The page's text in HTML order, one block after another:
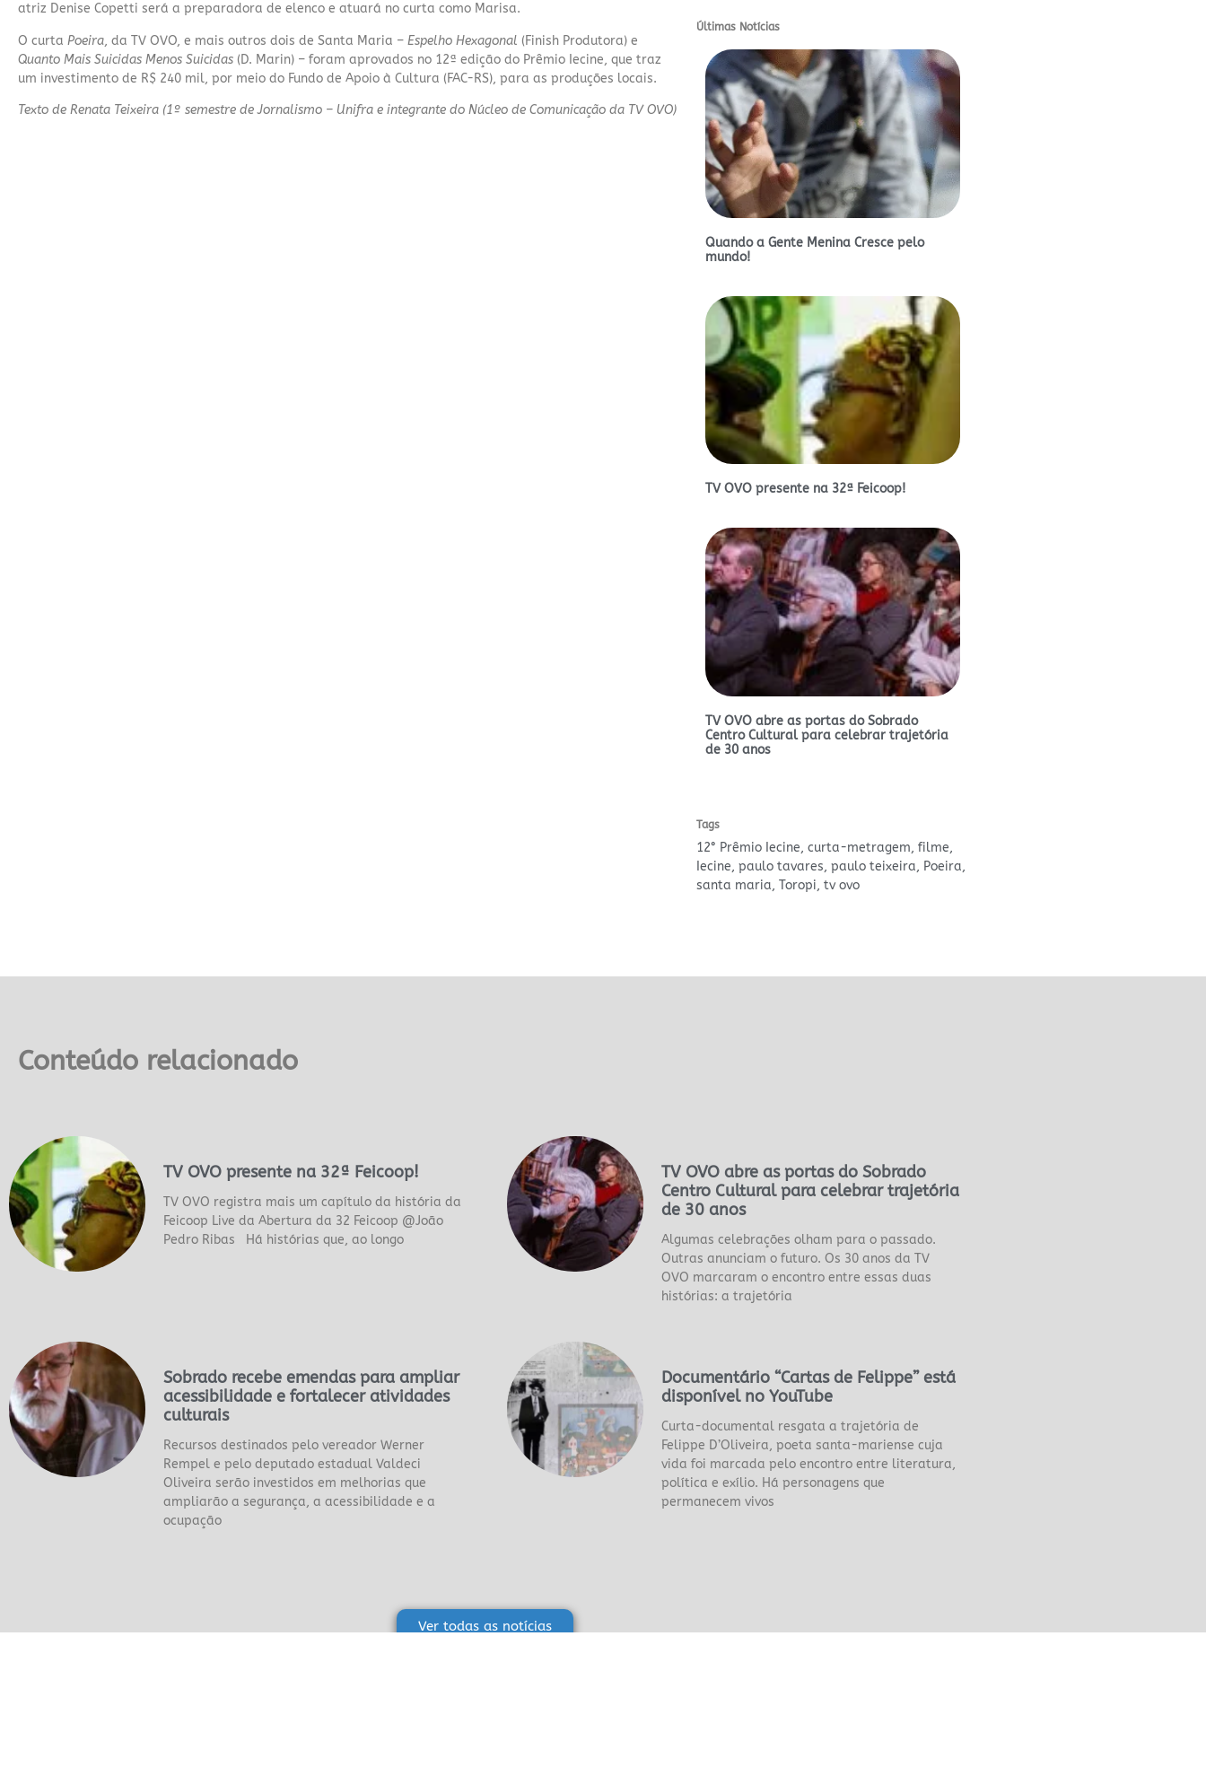
atriz Denise Copetti será a preparadora de elenco e atuará no curta como Marisa.
O curta Poeira, da TV OVO, e mais outros dois de Santa Maria – Espelho Hexagonal (Finish Produtora) e
Quanto Mais Suicidas Menos Suicidas (D. Marin) – foram aprovados no 12ª edição do Prêmio Iecine, que traz
um investimento de R$ 240 mil, por meio do Fundo de Apoio à Cultura (FAC-RS), para as produções locais.
Texto de Renata Teixeira (1º semestre de Jornalismo – Unifra e integrante do Núcleo de Comunicação da TV OVO)
Últimas Notícias
Quando a Gente Menina Cresce pelo
mundo!
TV OVO presente na 32ª Feicoop!
TV OVO abre as portas do Sobrado
Centro Cultural para celebrar trajetória
de 30 anos
Tags
12° Prêmio Iecine, curta-metragem, filme,
Iecine, paulo tavares, paulo teixeira, Poeira,
santa maria, Toropi, tv ovo
Conteúdo relacionado
TV OVO presente na 32ª Feicoop!
TV OVO registra mais um capítulo da história da
Feicoop Live da Abertura da 32 Feicoop @João
Pedro Ribas Há histórias que, ao longo
TV OVO abre as portas do Sobrado
Centro Cultural para celebrar trajetória
de 30 anos
Algumas celebrações olham para o passado.
Outras anunciam o futuro. Os 30 anos da TV
OVO marcaram o encontro entre essas duas
histórias: a trajetória
Sobrado recebe emendas para ampliar
acessibilidade e fortalecer atividades
culturais
Recursos destinados pelo vereador Werner
Rempel e pelo deputado estadual Valdeci
Oliveira serão investidos em melhorias que
ampliarão a segurança, a acessibilidade e a
ocupação
Documentário “Cartas de Felippe” está
disponível no YouTube
Curta-documental resgata a trajetória de
Felippe D’Oliveira, poeta santa-mariense cuja
vida foi marcada pelo encontro entre literatura,
política e exílio. Há personagens que
permanecem vivos
Ver todas as notícias